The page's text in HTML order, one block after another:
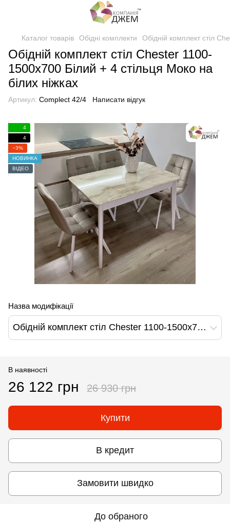
Каталог товарів Обідні комплекти Обідній комплект стіл
Обідній комплект стіл Chester 1100-
1500х700 Білий + 4 стільця Моко на
білих ніжках
Артикул: Complect 42/4 Написати відгук
4
4
−3%
НОВИНКА
ВІДЕО
Назва модифікації
Обідній комплект стіл Chester 1100-1500х700 Білий + 4 стільця Моко на білих ніжках
В наявності
26 122 грн 26 930 грн
Купити
В кредит
Замовити швидко
До обраного